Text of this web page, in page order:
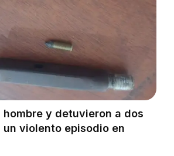
hombre y detuvieron a dos
un violento episodio en